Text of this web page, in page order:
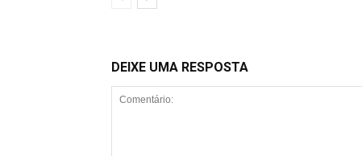
DEIXE UMA RESPOSTA